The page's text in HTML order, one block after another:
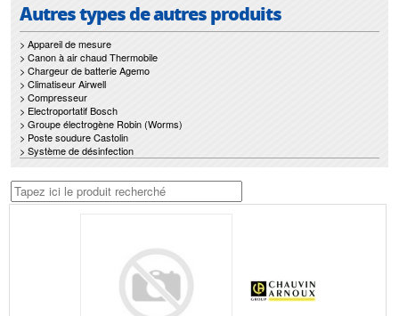
Autres types de autres produits
> Appareil de mesure
> Canon à air chaud Thermobile
> Chargeur de batterie Agemo
> Climatiseur Airwell
> Compresseur
> Electroportatif Bosch
> Groupe électrogène Robin (Worms)
> Poste soudure Castolin
> Système de désinfection